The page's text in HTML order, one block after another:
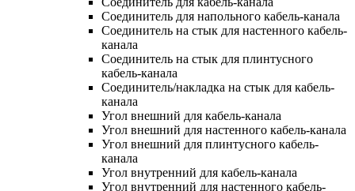
Соединитель для напольного кабель-канала
Соединитель на стык для настенного кабель-
канала
Соединитель на стык для плинтусного
кабель-канала
Соединитель/накладка на стык для кабель-
канала
Угол внешний для кабель-канала
Угол внешний для настенного кабель-канала
Угол внешний для плинтусного кабель-
канала
Угол внутренний для кабель-канала
Угол внутренний для настенного кабель-